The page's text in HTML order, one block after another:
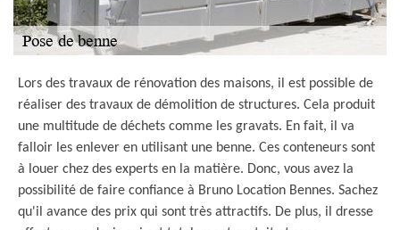
Lors des travaux de rénovation des maisons, il est possible de
réaliser des travaux de démolition de structures. Cela produit
une multitude de déchets comme les gravats. En fait, il va
falloir les enlever en utilisant une benne. Ces conteneurs sont
à louer chez des experts en la matière. Donc, vous avez la
possibilité de faire confiance à Bruno Location Bennes. Sachez
qu'il avance des prix qui sont très attractifs. De plus, il dresse